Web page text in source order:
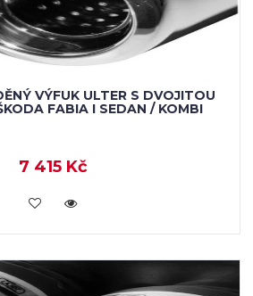
VÝFUK ULTER S DVOJITOU
FABIA I SEDAN / KOMBI
7 415 Kč
KOUPIT